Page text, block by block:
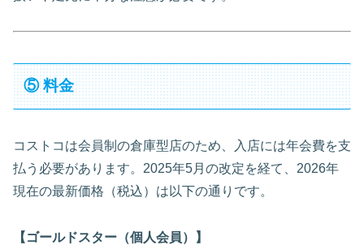
⑤ 料金
コストコは会員制の倉庫型店のため、入店には年会費を支
払う必要があります。2025年5月の改定を経て、2026年
現在の最新価格（税込）は以下の通りです。
【ゴールドスター（個人会員）】